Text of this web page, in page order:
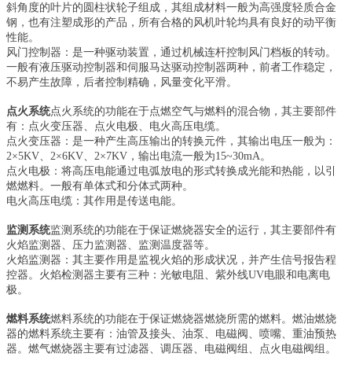
斜角度的叶片的圆柱状轮子组成，其组成材料一般为高强度轻质合金
钢，也有注塑成形的产品，所有合格的风机叶轮均具有良好的动平衡
性能。
风门控制器：是一种驱动装置，通过机械连杆控制风门档板的转动。
一般有液压驱动控制器和伺服马达驱动控制器两种，前者工作稳定，
不易产生故障，后者控制精确，风量变化平滑。
点火系统点火系统的功能在于点燃空气与燃料的混合物，其主要部件
有：点火变压器、点火电极、电火高压电缆。
点火变压器：是一种产生高压输出的转换元件，其输出电压一般为：
2×5KV、2×6KV、2×7KV，输出电流一般为15~30mA。
点火电极：将高压电能通过电弧放电的形式转换成光能和热能，以引
燃燃料。一般有单体式和分体式两种。
电火高压电缆：其作用是传送电能。
监测系统监测系统的功能在于保证燃烧器安全的运行，其主要部件有
火焰监测器、压力监测器、监测温度器等。
火焰监测器：其主要作用是监视火焰的形成状况，并产生信号报告程
控器。火焰检测器主要有三种：光敏电阻、紫外线UV电眼和电离电
极。
燃料系统燃料系统的功能在于保证燃烧器燃烧所需的燃料。燃油燃烧
器的燃料系统主要有：油管及接头、油泵、电磁阀、喷嘴、重油预热
器。燃气燃烧器主要有过滤器、调压器、电磁阀组、点火电磁阀组。